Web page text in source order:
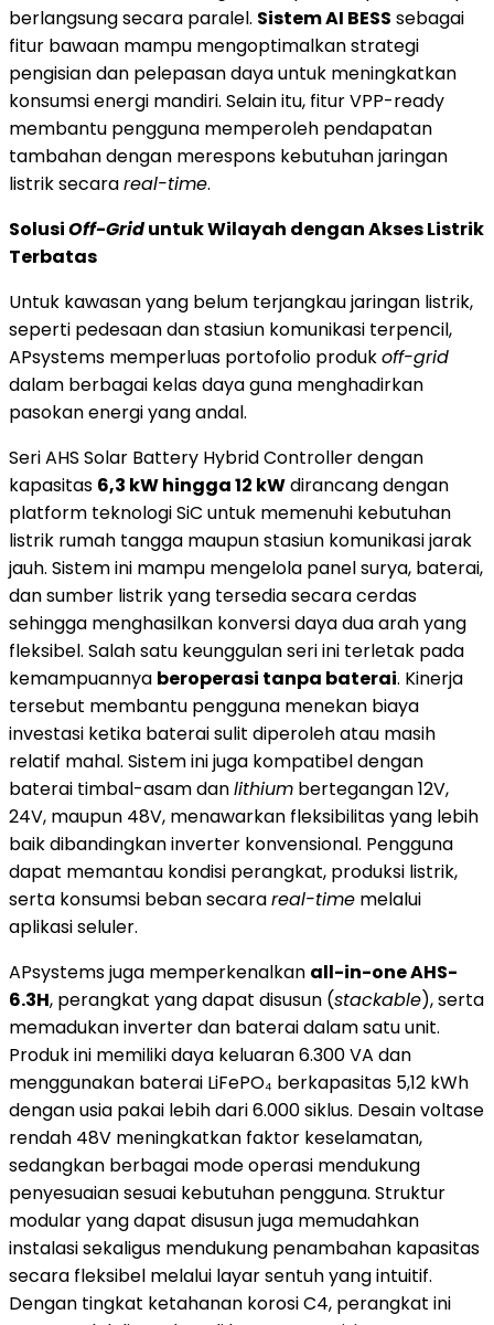
berlangsung secara paralel. Sistem AI BESS sebagai
fitur bawaan mampu mengoptimalkan strategi
pengisian dan pelepasan daya untuk meningkatkan
konsumsi energi mandiri. Selain itu, fitur VPP-ready
membantu pengguna memperoleh pendapatan
tambahan dengan merespons kebutuhan jaringan
listrik secarareal-time.
SolusiOff-Griduntuk Wilayah dengan Akses Listrik
Terbatas
Untuk kawasan yang belum terjangkau jaringan listrik,
seperti pedesaan dan stasiun komunikasi terpencil,
APsystems memperluas portofolio produkoff-grid
dalam berbagai kelas daya guna menghadirkan
pasokan energi yang andal.
Seri AHS Solar Battery Hybrid Controller dengan
kapasitas 6,3 kW hingga 12 kWdirancang dengan
platform teknologi SiC untuk memenuhi kebutuhan
listrik rumah tangga maupun stasiun komunikasi jarak
jauh. Sistem ini mampu mengelola panel surya, baterai,
dan sumber listrik yang tersedia secara cerdas
sehingga menghasilkan konversi daya dua arah yang
fleksibel. Salah satu keunggulan seri ini terletak pada
kemampuannya beroperasi tanpa baterai. Kinerja
tersebut membantu pengguna menekan biaya
investasi ketika baterai sulit diperoleh atau masih
relatif mahal. Sistem ini juga kompatibel dengan
baterai timbal-asam danlithium bertegangan 12V,
24V, maupun 48V, menawarkan fleksibilitas yang lebih
baik dibandingkan inverter konvensional. Pengguna
dapat memantau kondisi perangkat, produksi listrik,
serta konsumsi beban secarareal-time melalui
aplikasi seluler.
APsystems juga memperkenalkan all-in-one AHS-
6.3H, perangkat yang dapat disusun (stackable), serta
memadukan inverter dan baterai dalam satu unit.
Produk ini memiliki daya keluaran 6.300 VA dan
menggunakan baterai LiFePO₄ berkapasitas 5,12 kWh
dengan usia pakai lebih dari 6.000 siklus. Desain voltase
rendah 48V meningkatkan faktor keselamatan,
sedangkan berbagai mode operasi mendukung
penyesuaian sesuai kebutuhan pengguna. Struktur
modular yang dapat disusun juga memudahkan
instalasi sekaligus mendukung penambahan kapasitas
secara fleksibel melalui layar sentuh yang intuitif.
Dengan tingkat ketahanan korosi C4, perangkat ini